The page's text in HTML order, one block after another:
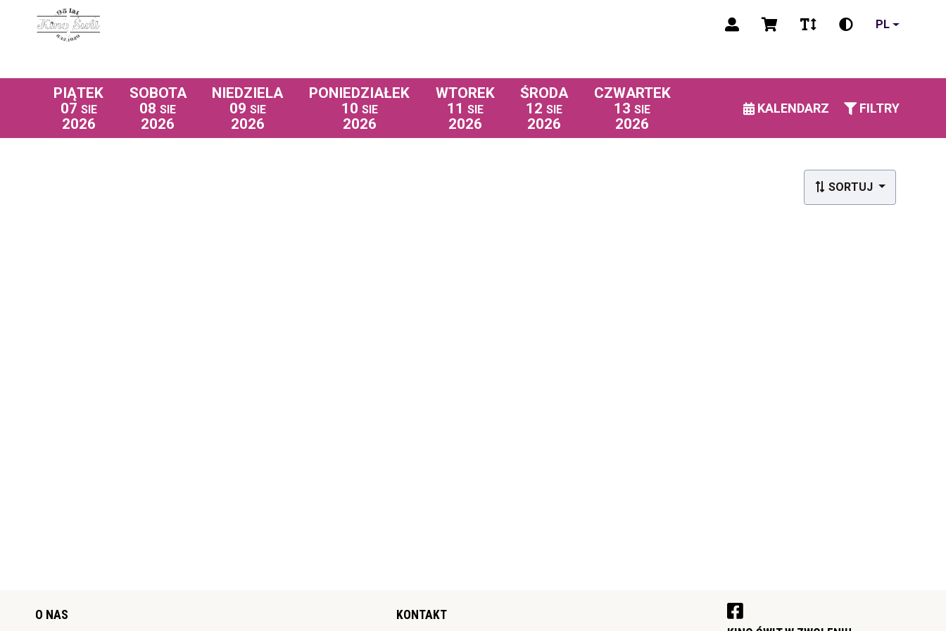
PL
PIĄTEK
07 SIE
2026
SOBOTA
08 SIE
2026
NIEDZIELA
09 SIE
2026
PONIEDZIAŁEK
10 SIE
2026
WTOREK
11 SIE
2026
ŚRODA
12 SIE
2026
CZWARTEK
13 SIE
2026
KALENDARZ FILTRY
SORTUJ
O NAS KONTAKT